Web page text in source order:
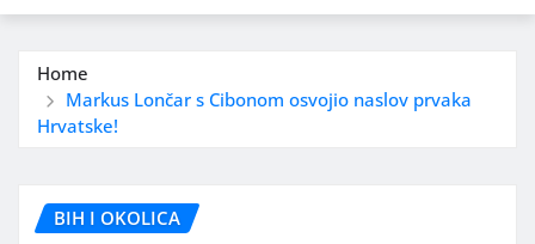
Home
Markus Lončar s Cibonom osvojio naslov prvaka
Hrvatske!
BIH I OKOLICA